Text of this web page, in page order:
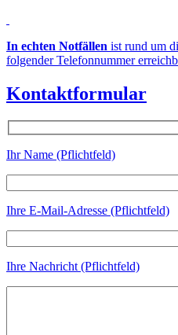
In echten Notfällen ist rund um
folgender Telefonnummer
Kontaktformular
Ihr Name (Pflichtfeld)
Ihre E-Mail-Adresse (Pflichtfeld)
Ihre Nachricht (Pflichtfeld)